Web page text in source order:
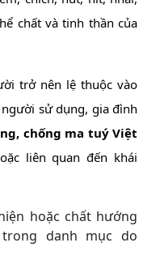
chất và tinh thần của
trở nên lệ thuộc vào
sử dụng, gia đình
chống ma tuý Việt
liên quan đến khái
hoặc chất hướng
danh mục do